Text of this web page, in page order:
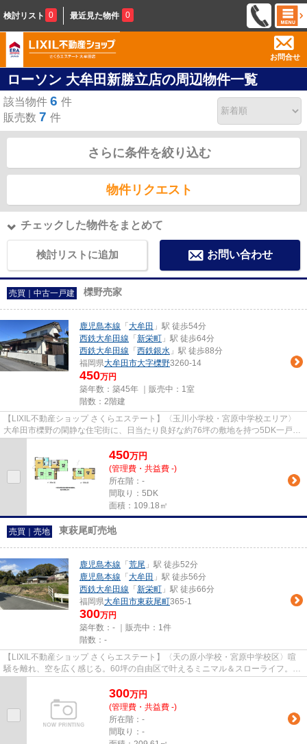
検討リスト 0 最近見た物件 0
お問合せ
ローソン 大牟田新勝立店の周辺物件一覧
該当物件 6 件
販売数 7 件
さらに条件を絞り込む
物件リクエスト
チェックした物件をまとめて
検討リストに追加 お問い合わせ
売買｜中古一戸建 櫟野売家
鹿児島本線 「 大牟田 」駅 徒歩54分
西鉄大牟田線 「 新栄町 」駅 徒歩64分
西鉄大牟田線 「 西鉄銀水 」駅 徒歩88分
福岡県大牟田市大字櫟野3260-14
450万円
築年数：築45年 ｜販売中： 1室
階数：2階建
【LIXIL不動産ショップ さくらエステート】〈玉川小学校・宮原中学校エリア〉
大牟田市櫟野の閑静な住宅街に、日当たり良好な約76坪の敷地を持つ5DK一戸建
450万円
(管理費・共益費 -)
所在階：-
間取り：5DK
面積：109.18㎡
売買｜売地 東萩尾町売地
鹿児島本線 「 荒尾 」駅 徒歩52分
鹿児島本線 「 大牟田 」駅 徒歩56分
西鉄大牟田線 「 新栄町 」駅 徒歩66分
福岡県大牟田市東萩尾町365-1
300万円
築年数：- ｜販売中： 1件
階数：-
【LIXIL不動産ショップ さくらエステート】〈天の原小学校・宮原中学校区〉喧
騒を離れ、空を広く感じる。60坪の自由区で叶えるミニマル＆スローライフ。自
300万円
(管理費・共益費 -)
所在階：-
間取り：-